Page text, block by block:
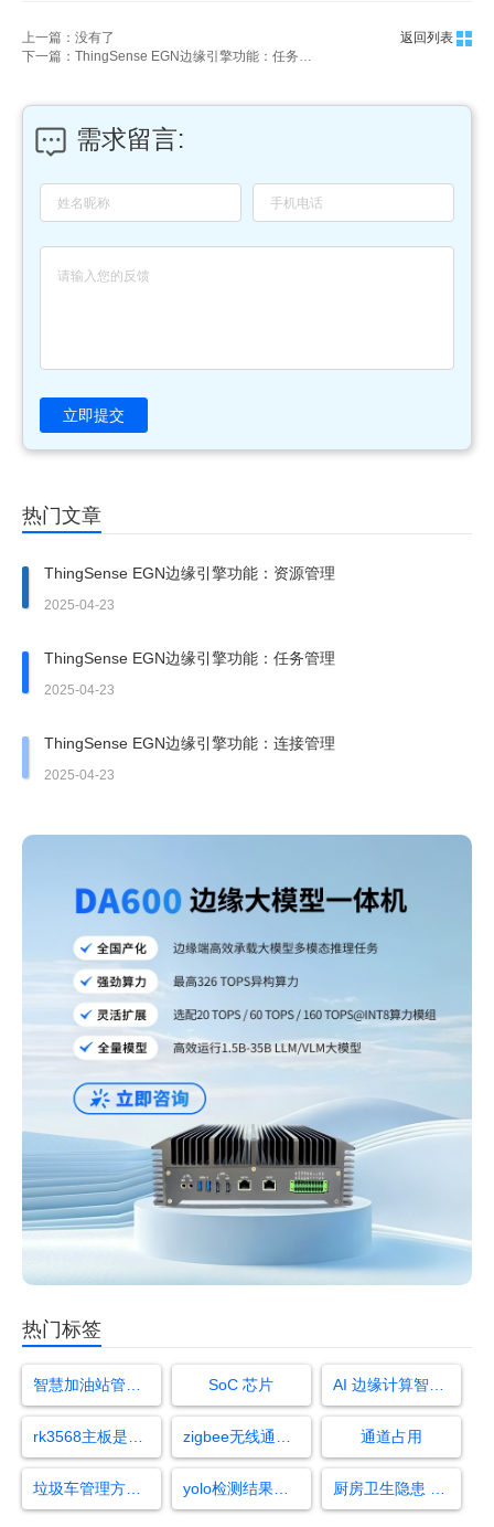
上一篇：没有了
返回列表
下一篇：ThingSense EGN边缘引擎功能：任务管理
需求留言:
立即提交
热门文章
ThingSense EGN边缘引擎功能：资源管理
2025-04-23
ThingSense EGN边缘引擎功能：任务管理
2025-04-23
ThingSense EGN边缘引擎功能：连接管理
2025-04-23
热门标签
智慧加油站管理平台 SoC 芯片 AI 边缘计算智能盒子
rk3568主板是什么品牌 zigbee无线通信模块简介 通道占用
垃圾车管理方案的整改 yolo检测结果分析 厨房卫生隐患 识别